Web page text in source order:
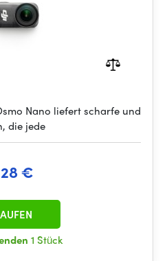
Nano liefert scharfe und
die jede
€
1 Stück